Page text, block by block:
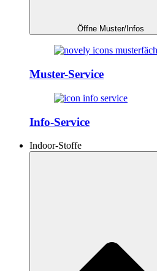
Öffne Muster/Infos
Muster-Service
Info-Service
Indoor-Stoffe